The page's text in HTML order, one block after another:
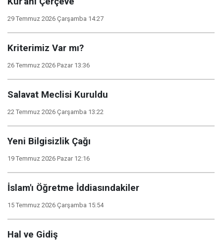
29 Temmuz 2026 Çarşamba 14:27
Kriterimiz Var mı?
26 Temmuz 2026 Pazar 13:36
Salavat Meclisi Kuruldu
22 Temmuz 2026 Çarşamba 13:22
Yeni Bilgisizlik Çağı
19 Temmuz 2026 Pazar 12:16
İslam'ı Öğretme İddiasındakiler
15 Temmuz 2026 Çarşamba 15:54
Hal ve Gidiş